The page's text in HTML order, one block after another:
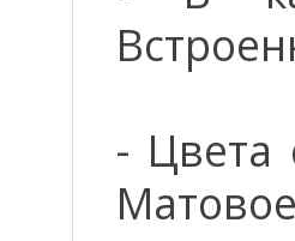
- Цвета